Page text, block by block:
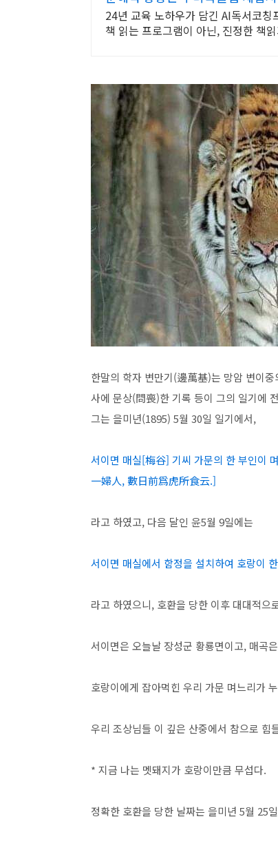
24년 교육 노하우가 담긴 AI독서코
책 읽는 프로그램이 아닌, 진정한 책
한말의 학자 변만기(邊萬基)는 망암 변이
사에 문상(問喪)한 기록 등이 그의 일기에
그는 을미년(1895) 5월 30일 일기에서,
서이면 매실[梅谷] 기씨 가문의 한 부인이
一婦人, 數日前爲虎所食云.]
라고 하였고, 다음 달인 윤5월 9일에는
서이면 매실에서 함정을 설치하여 호랑이
라고 하였으니, 호환을 당한 이후 대대적으
서이면은 오늘날 장성군 황룡면이고, 매곡
호랑이에게 잡아먹힌 우리 가문 며느리가
우리 조상님들 이 깊은 산중에서 참으로 힘
* 지금 나는 멧돼지가 호랑이만큼 무섭다.
정확한 호환을 당한 날짜는 을미년 5월 25